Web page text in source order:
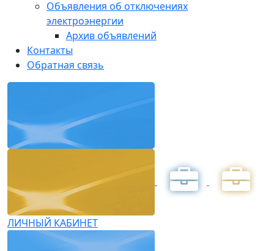
Объявления об отключениях
электроэнергии
Архив объявлений
Контакты
Обратная связь
ЛИЧНЫЙ КАБИНЕТ